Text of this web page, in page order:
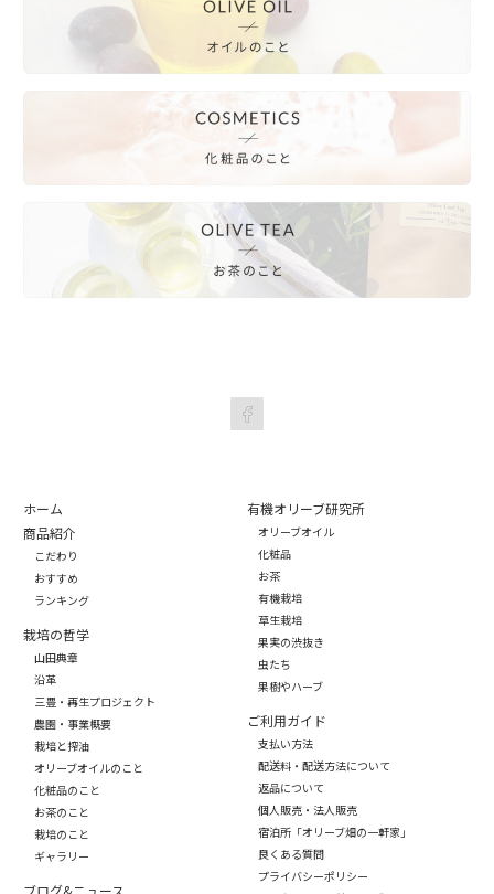
ホーム
商品紹介
こだわり
おすすめ
ランキング
栽培の哲学
山田典章
沿革
三豊・再生プロジェクト
農園・事業概要
栽培と搾油
オリーブオイルのこと
化粧品のこと
お茶のこと
栽培のこと
ギャラリー
ブログ&ニュース
有機オリーブ研究所
オリーブオイル
化粧品
お茶
有機栽培
草生栽培
果実の渋抜き
虫たち
果樹やハーブ
ご利用ガイド
支払い方法
配送料・配送方法について
返品について
個人販売・法人販売
宿泊所「オリーブ畑の一軒家」
良くある質問
プライバシーポリシー